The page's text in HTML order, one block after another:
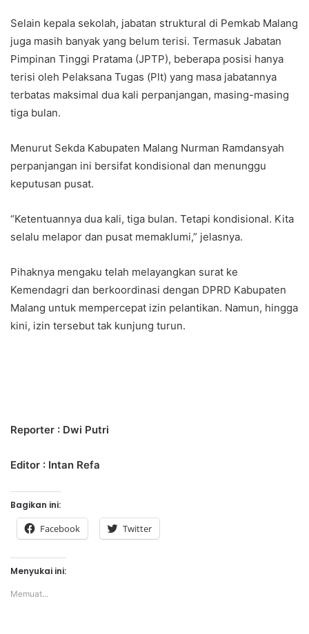
Selain kepala sekolah, jabatan struktural di Pemkab Malang
juga masih banyak yang belum terisi. Termasuk Jabatan
Pimpinan Tinggi Pratama (JPTP), beberapa posisi hanya
terisi oleh Pelaksana Tugas (Plt) yang masa jabatannya
terbatas maksimal dua kali perpanjangan, masing-masing
tiga bulan.
Menurut Sekda Kabupaten Malang Nurman Ramdansyah
perpanjangan ini bersifat kondisional dan menunggu
keputusan pusat.
“Ketentuannya dua kali, tiga bulan. Tetapi kondisional. Kita
selalu melapor dan pusat memaklumi,” jelasnya.
Pihaknya mengaku telah melayangkan surat ke
Kemendagri dan berkoordinasi dengan DPRD Kabupaten
Malang untuk mempercepat izin pelantikan. Namun, hingga
kini, izin tersebut tak kunjung turun.
Reporter : Dwi Putri
Editor : Intan Refa
Bagikan ini:
Facebook Twitter
Menyukai ini:
Memuat...